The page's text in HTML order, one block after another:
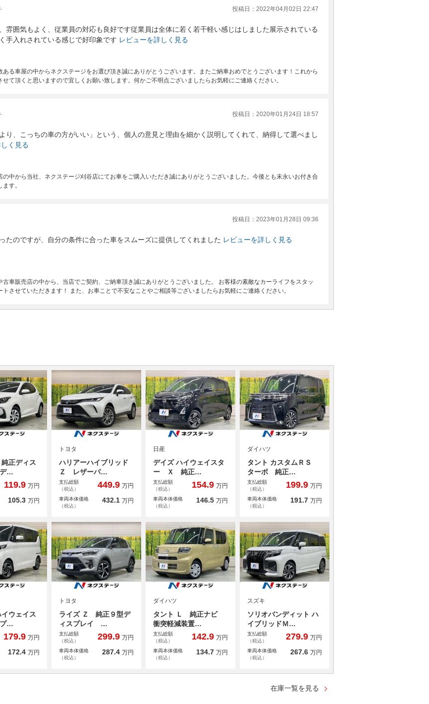
投稿日：2022年04月02日 22:47
雰囲気もよく、従業員の対応も良好です従業員は全体に若く若干軽い感じはしました展示されている
手入れされている感じで好印象です レビューを詳しく見る
ある車屋の中からネクステージをお選び頂き誠にありがとうございます。またご納車おめでとうございます！これから
せて頂くと思いますので宜しくお願い致します。何かご不明点ございましたらお気軽にご連絡ください。
投稿日：2020年01月24日 18:57
り、こっちの車の方がいい」という、個人の意見と理由を細かく説明してくれて、納得して選べまし
く見る
の中から当社、ネクステージ刈谷店にてお車をご購入いただき誠にありがとうございました。今後とも末永いお付き合
す。
投稿日：2023年01月28日 09:36
たのですが、自分の条件に合った車をスムーズに提供してくれました レビューを詳しく見る
古車販売店の中から、当店でご契約、ご納車頂き誠にありがとうございました。 お客様の素敵なカーライフをスタッ
トさせていただきます！ また、お車ことで不安なことやご相談等ございましたらお気軽にご連絡ください。
正ディス
デ…
119.9 万円
105.3 万円
トヨタ
ハリアーハイブリッド
Ｚ レザーパ…
支払総額
（税込）
449.9 万円
車両本体価格
（税込）
432.1 万円
日産
デイズ ハイウェイスタ
ー Ｘ 純正…
支払総額
（税込）
154.9 万円
車両本体価格
（税込）
146.5 万円
ダイハツ
タント カスタムＲＳ
ターボ 純正…
支払総額
（税込）
199.9 万円
車両本体価格
（税込）
191.7 万円
ウェイス
…
179.9 万円
172.4 万円
トヨタ
ライズ Ｚ 純正９型デ
ィスプレイ …
支払総額
（税込）
299.9 万円
車両本体価格
（税込）
287.4 万円
ダイハツ
タント Ｌ 純正ナビ
衝突軽減装置…
支払総額
（税込）
142.9 万円
車両本体価格
（税込）
134.7 万円
スズキ
ソリオバンディット ハ
イブリッドＭ…
支払総額
（税込）
279.9 万円
車両本体価格
（税込）
267.6 万円
在庫一覧を見る